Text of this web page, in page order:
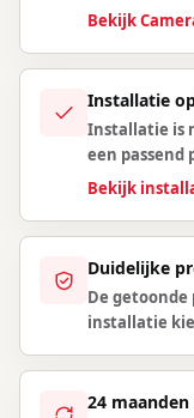
Bekijk
Installatie
Installatie is
een passend
Bekijk
Duidelijke
De
installatie
24